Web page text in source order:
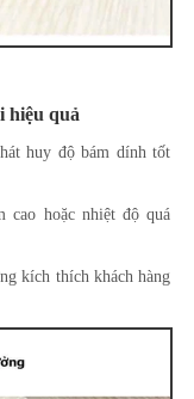
hiệu quả
huy độ bám dính tốt
cao hoặc nhiệt độ quá
kích thích khách hàng